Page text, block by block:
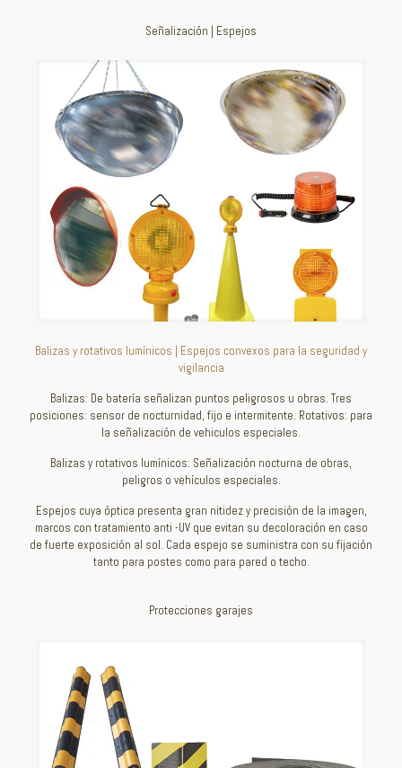
Señalización | Espejos
Balizas y rotativos lumínicos | Espejos convexos para la seguridad y
vigilancia
Balizas: De batería señalizan puntos peligrosos u obras. Tres
posiciones: sensor de nocturnidad, fijo e intermitente. Rotativos: para
la señalización de vehiculos especiales.
Balizas y rotativos lumínicos: Señalización nocturna de obras,
peligros o vehículos especiales.
Espejos cuya óptica presenta gran nitidez y precisión de la imagen,
marcos con tratamiento anti -UV que evitan su decoloración en caso
de fuerte exposición al sol. Cada espejo se suministra con su fijación
tanto para postes como para pared o techo.
Protecciones garajes